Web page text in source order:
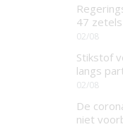
47
02/08
Stikstof
langs
02/08
De
niet